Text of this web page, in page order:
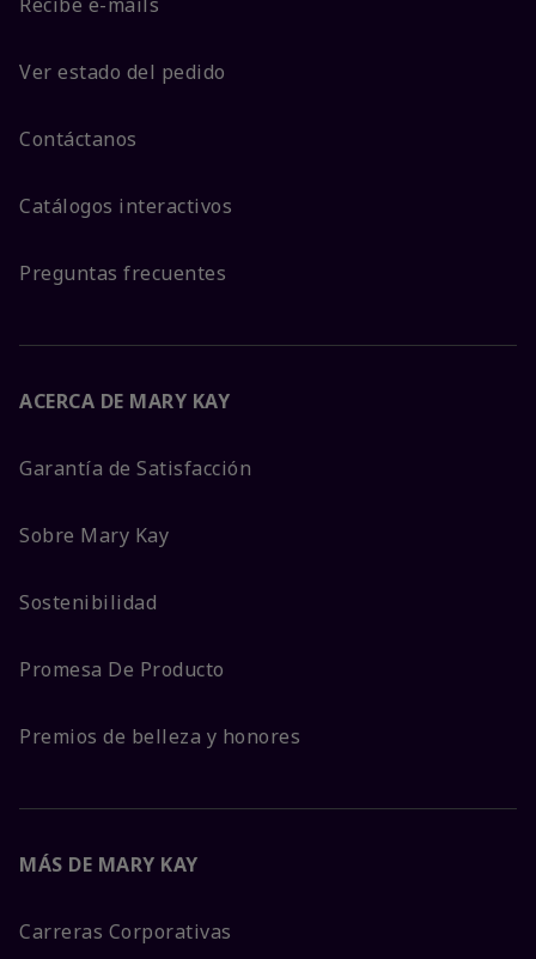
Ver estado del pedido
Contáctanos
Catálogos interactivos
Preguntas frecuentes
ACERCA DE MARY KAY
Garantía de Satisfacción
Sobre Mary Kay
Sostenibilidad
Promesa De Producto
Premios de belleza y honores
MÁS DE MARY KAY
Carreras Corporativas